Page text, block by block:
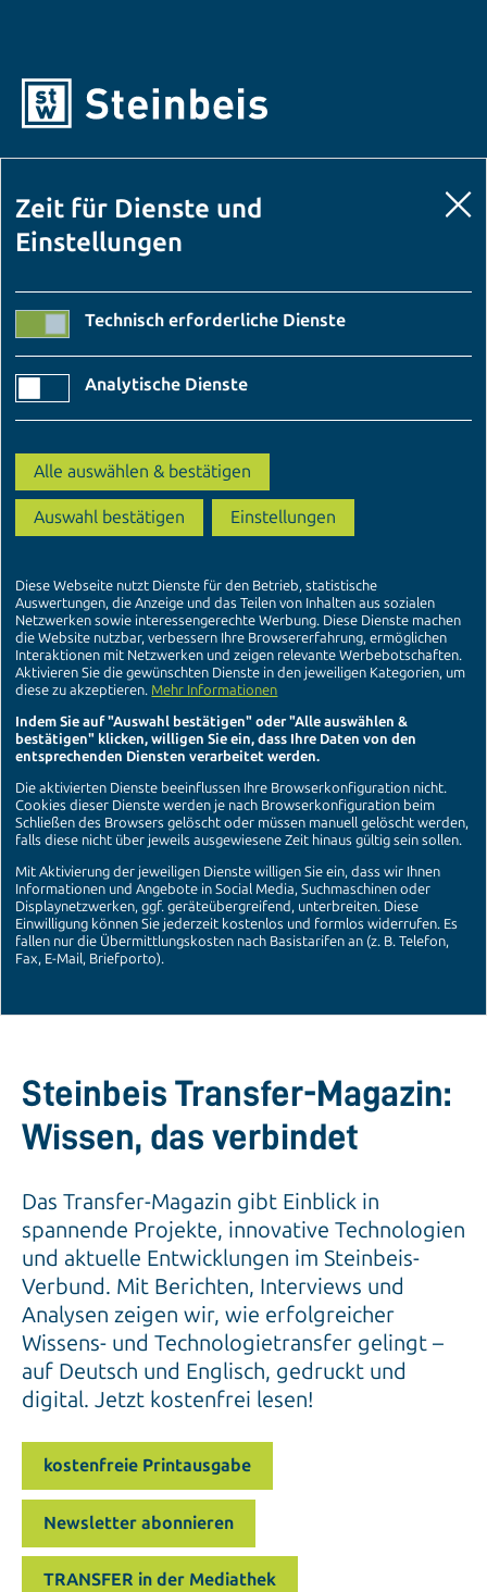
Steinbeis Transfer-Magazin:
Wissen, das verbindet
Das Transfer-Magazin gibt Einblick in
spannende Projekte, innovative Technologien
und aktuelle Entwicklungen im Steinbeis-
Verbund. Mit Berichten, Interviews und
Analysen zeigen wir, wie erfolgreicher
Wissens- und Technologietransfer gelingt –
auf Deutsch und Englisch, gedruckt und
digital. Jetzt kostenfrei lesen!
kostenfreie Printausgabe
Newsletter abonnieren
TRANSFER in der Mediathek